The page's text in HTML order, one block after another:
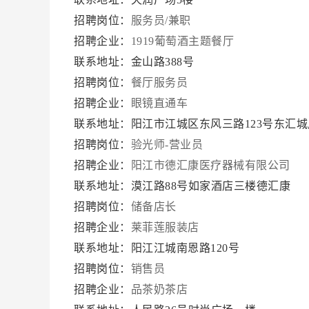
招聘岗位： 服务员/兼职
招聘企业： 1919葡萄酒主题餐厅
联系地址：金山路388号
招聘岗位： 餐厅服务员
招聘企业：
眼镜直通车
联系地址：阳江市江城区东风三路123号东汇
招聘岗位： 验光师-营业员
招聘企业：
阳江市德汇康医疗器械有限公司
联系地址：漠江路88号如家酒店三楼德汇康
招聘岗位： 储备店长
招聘企业： 莱菲莲服装店
联系地址：阳江江城南恩路120号
招聘岗位： 销售员
招聘企业： 品茶奶茶店